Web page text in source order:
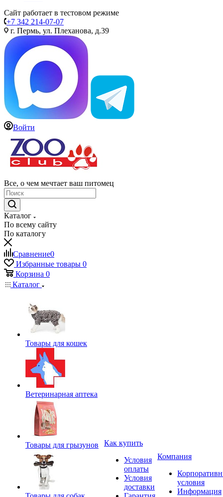
Сайт работает в тестовом режиме
+7 342 214-07-07
г. Пермь, ул. Плеханова, д.39
Войти
Все, о чем мечтает ваш питомец
Каталог
По всему сайту
По каталогу
Сравнение0
Избранные товары 0
Корзина 0
Каталог
Товары для кошек
Ветеринарная аптека
Товары для грызунов
Как купить
Условия
оплаты
Условия
доставки
Компания
условия
Информация